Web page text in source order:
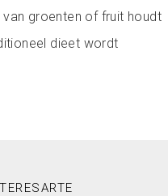
groenten of fruit houdt
dieet wordt